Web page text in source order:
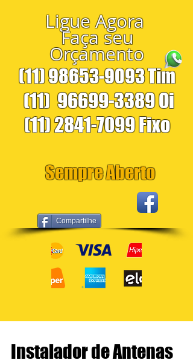
Compartilhe
Ligue Agora
Faça seu
Orçamento
(11) 98653-9093Tim
(11) 96699-3389Oi
(11) 2841-7099Fixo
Sempre Aberto
Instalador de Antenas